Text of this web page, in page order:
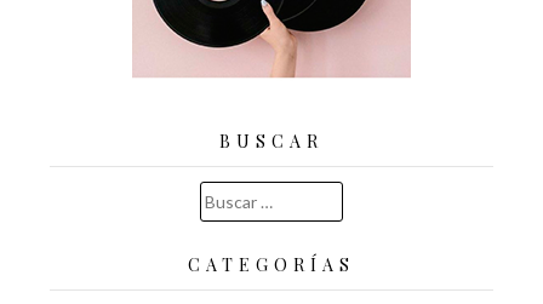
BUSCAR
Buscar:
CATEGORÍAS